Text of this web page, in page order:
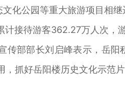
化公园等重大旅游项目相
待游客362.27万人次，游
部部长刘启峰表示，岳阳
，抓好岳阳楼历史文化示范